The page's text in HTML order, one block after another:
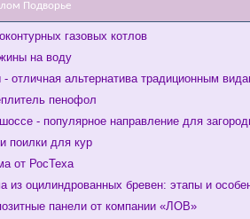
Подворье
газовых котлов
на воду
отличная альтернатива традиционным
пенофол
- популярное направление для
поилки для кур
от РосТеха
из оцилиндрованных бревен: этапы и
панели от компании «ЛОВ»